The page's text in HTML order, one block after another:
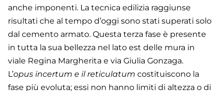
anche imponenti. La tecnica edilizia raggiunse
risultati che al tempo d’oggi sono stati superati solo
dal cemento armato. Questa terza fase è presente
in tutta la sua bellezza nel lato est delle mura in
viale Regina Margherita e via Giulia Gonzaga.
L’opus incertum e il reticulatum costituiscono la
fase più evoluta; essi non hanno limiti di altezza o di